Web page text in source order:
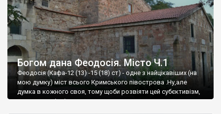
Богом дана Феодосія. Місто Ч.1
Феодосія (Кафа-12 (13) -15 (18) ст) - одне з найцікавіших (на
мою думку) міст всього Кримського півострова .Ну,але
думка в кожного своя, тому щоби розвіяти цей субєктивізм,
запрошую відвідати це